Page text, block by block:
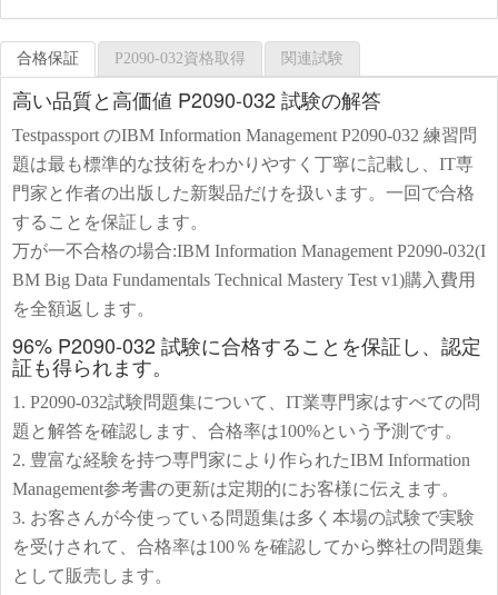
合格保証 P2090-032資格取得 関連試験
高い品質と高価値 P2090-032 試験の解答
Testpassport のIBM Information Management P2090-032 練習問
題は最も標準的な技術をわかりやすく丁寧に記載し、IT専
門家と作者の出版した新製品だけを扱います。一回で合格
することを保証します。
万が一不合格の場合:IBM Information Management P2090-032(I
BM Big Data Fundamentals Technical Mastery Test v1)購入費用
を全額返します。
96% P2090-032 試験に合格することを保証し、認定
証も得られます。
1. P2090-032試験問題集について、IT業専門家はすべての問
題と解答を確認します、合格率は100%という予測です。
2. 豊富な経験を持つ専門家により作られたIBM Information
Management参考書の更新は定期的にお客様に伝えます。
3. お客さんが今使っている問題集は多く本場の試験で実験
を受けされて、合格率は100％を確認してから弊社の問題集
として販売します。